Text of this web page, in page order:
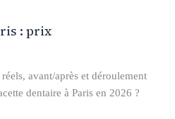
: prix
avant/après et déroulement
dentaire à Paris en 2026 ?